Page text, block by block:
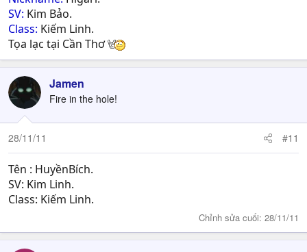
SV: Kim Bảo.
Class: Kiếm Linh.
Tọa lạc tại Cần Thơ
Jamen
Fire in the hole!
28/11/11 #11
Tên : HuyềnBích.
SV: Kim Linh.
Class: Kiếm Linh.
Chỉnh sửa cuối: 28/11/11